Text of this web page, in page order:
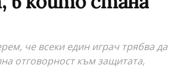
че всеки един играч трябва да
отговорност към защитата,